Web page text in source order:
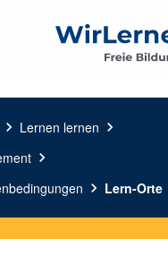
chevron_right Lernen lernen chevron_right
chevron_right
chevron_right Lern-Orte